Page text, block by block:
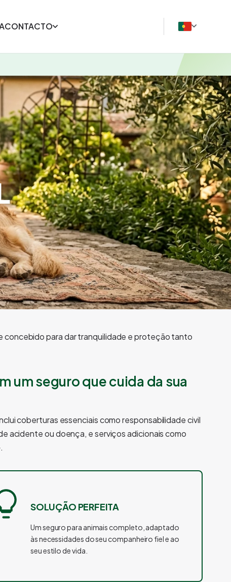
CONTACTO
concebido para dar tranquilidade e proteção tanto
um seguro que cuida da sua
coberturas essenciais como responsabilidade civil
acidente ou doença, e serviços adicionais como
SOLUÇÃO PERFEITA
Um seguro para animais completo, adaptado
às necessidades do seu companheiro fiel e ao
seu estilo de vida.